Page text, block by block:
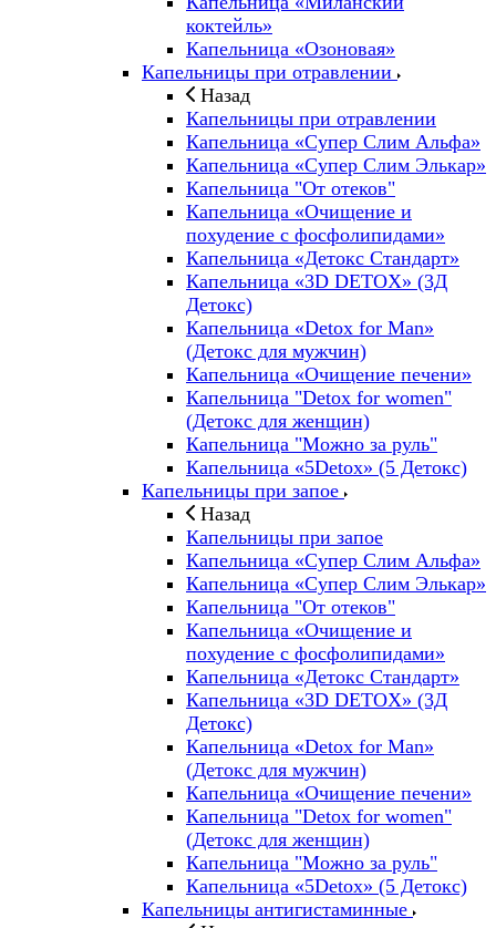
коктейль»
Капельница «Озоновая»
Капельницы при отравлении
Назад
Капельницы при отравлении
Капельница «Супер Слим Альфа»
Капельница «Супер Слим Элькар»
Капельница "От отеков"
Капельница «Очищение и
похудение с фосфолипидами»
Капельница «Детокс Стандарт»
Капельница «3D DETOX» (3Д
Детокс)
Капельница «Detox for Man»
(Детокс для мужчин)
Капельница «Очищение печени»
Капельница "Detox for women"
(Детокс для женщин)
Капельница "Можно за руль"
Капельница «5Detox» (5 Детокс)
Капельницы при запое
Назад
Капельницы при запое
Капельница «Супер Слим Альфа»
Капельница «Супер Слим Элькар»
Капельница "От отеков"
Капельница «Очищение и
похудение с фосфолипидами»
Капельница «Детокс Стандарт»
Капельница «3D DETOX» (3Д
Детокс)
Капельница «Detox for Man»
(Детокс для мужчин)
Капельница «Очищение печени»
Капельница "Detox for women"
(Детокс для женщин)
Капельница "Можно за руль"
Капельница «5Detox» (5 Детокс)
Капельницы антигистаминные